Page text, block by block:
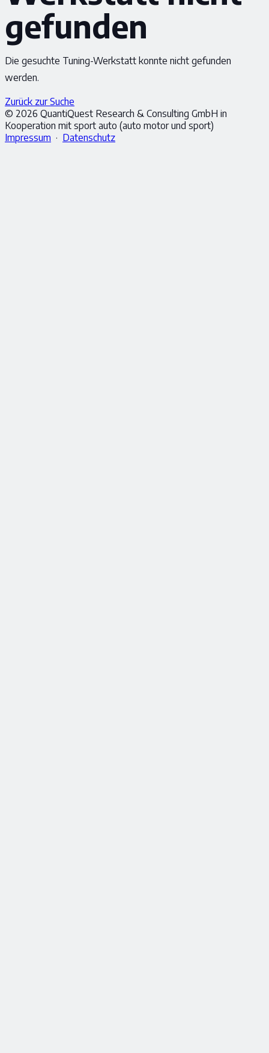
gefunden
Die gesuchte Tuning-Werkstatt konnte nicht gefunden
werden.
Zurück zur Suche
© 2026 QuantiQuest Research & Consulting GmbH in
Kooperation mit sport auto (auto motor und sport)
Impressum · Datenschutz